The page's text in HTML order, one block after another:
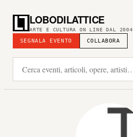
LOBODILATTICE
ARTE E CULTURA ON LINE DAL 2004
SEGNALA EVENTO COLLABORA